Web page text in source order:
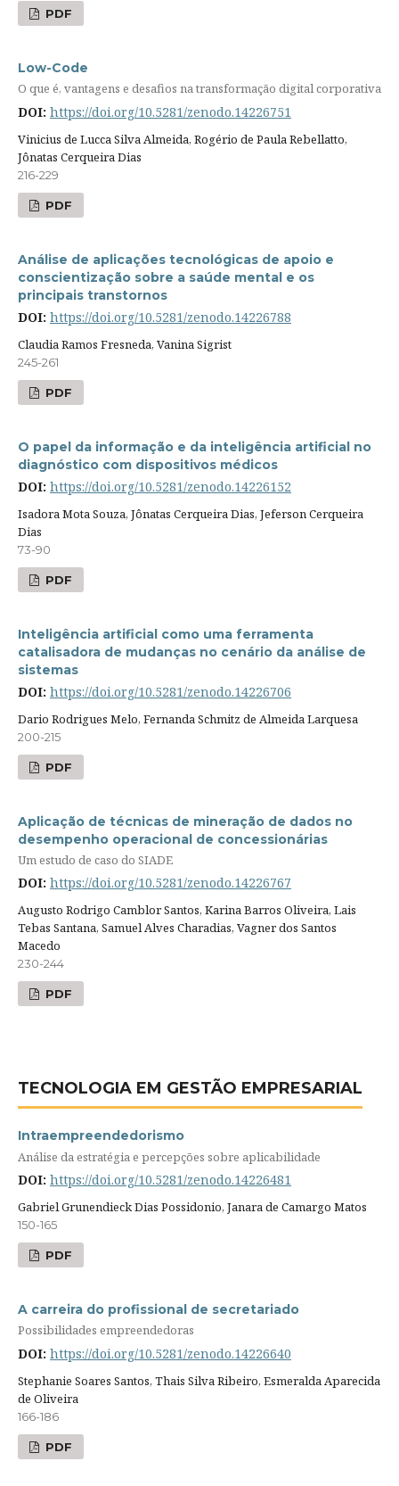
PDF
Low-Code
O que é, vantagens e desafios na transformação digital corporativa
DOI: https://doi.org/10.5281/zenodo.14226751
Vinicius de Lucca Silva Almeida, Rogério de Paula Rebellatto,
Jônatas Cerqueira Dias
216-229
PDF
Análise de aplicações tecnológicas de apoio e
conscientização sobre a saúde mental e os
principais transtornos
DOI: https://doi.org/10.5281/zenodo.14226788
Claudia Ramos Fresneda, Vanina Sigrist
245-261
PDF
O papel da informação e da inteligência artificial no
diagnóstico com dispositivos médicos
DOI: https://doi.org/10.5281/zenodo.14226152
Isadora Mota Souza, Jônatas Cerqueira Dias, Jeferson Cerqueira
Dias
73-90
PDF
Inteligência artificial como uma ferramenta
catalisadora de mudanças no cenário da análise de
sistemas
DOI: https://doi.org/10.5281/zenodo.14226706
Dario Rodrigues Melo, Fernanda Schmitz de Almeida Larquesa
200-215
PDF
Aplicação de técnicas de mineração de dados no
desempenho operacional de concessionárias
Um estudo de caso do SIADE
DOI: https://doi.org/10.5281/zenodo.14226767
Augusto Rodrigo Camblor Santos, Karina Barros Oliveira, Lais
Tebas Santana, Samuel Alves Charadias, Vagner dos Santos
Macedo
230-244
PDF
TECNOLOGIA EM GESTÃO EMPRESARIAL
Intraempreendedorismo
Análise da estratégia e percepções sobre aplicabilidade
DOI: https://doi.org/10.5281/zenodo.14226481
Gabriel Grunendieck Dias Possidonio, Janara de Camargo Matos
150-165
PDF
A carreira do profissional de secretariado
Possibilidades empreendedoras
DOI: https://doi.org/10.5281/zenodo.14226640
Stephanie Soares Santos, Thais Silva Ribeiro, Esmeralda Aparecida
de Oliveira
166-186
PDF